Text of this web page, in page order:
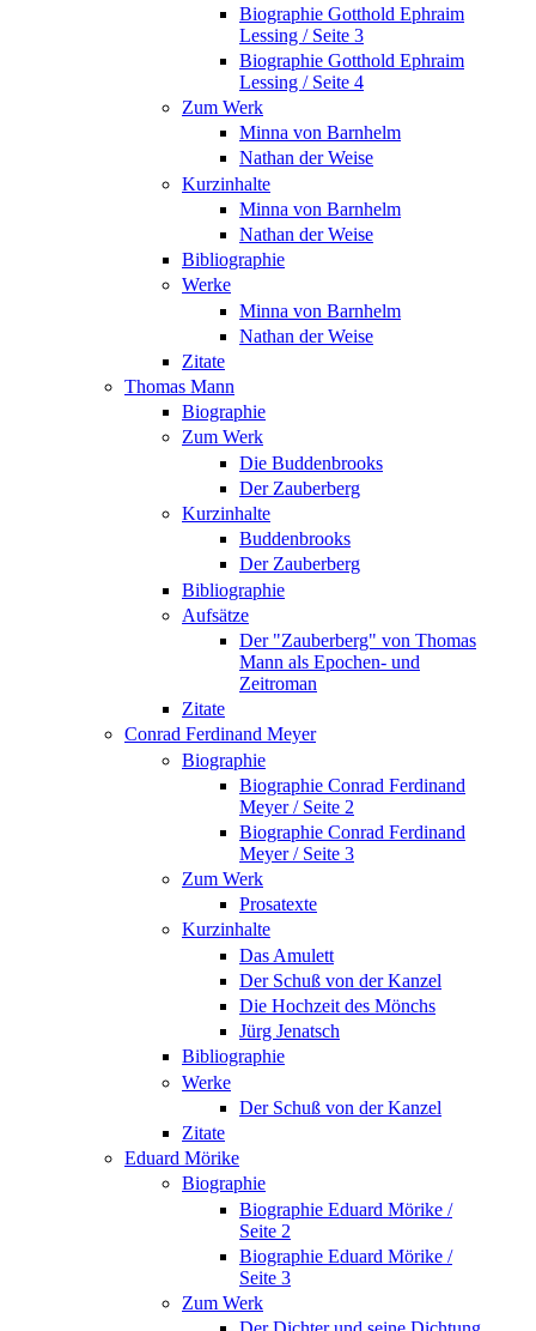
Biographie Gotthold Ephraim
Lessing / Seite 3
Biographie Gotthold Ephraim
Lessing / Seite 4
Zum Werk
Minna von Barnhelm
Nathan der Weise
Kurzinhalte
Minna von Barnhelm
Nathan der Weise
Bibliographie
Werke
Minna von Barnhelm
Nathan der Weise
Zitate
Thomas Mann
Biographie
Zum Werk
Die Buddenbrooks
Der Zauberberg
Kurzinhalte
Buddenbrooks
Der Zauberberg
Bibliographie
Aufsätze
Der "Zauberberg" von Thomas
Mann als Epochen- und
Zeitroman
Zitate
Conrad Ferdinand Meyer
Biographie
Biographie Conrad Ferdinand
Meyer / Seite 2
Biographie Conrad Ferdinand
Meyer / Seite 3
Zum Werk
Prosatexte
Kurzinhalte
Das Amulett
Der Schuß von der Kanzel
Die Hochzeit des Mönchs
Jürg Jenatsch
Bibliographie
Werke
Der Schuß von der Kanzel
Zitate
Eduard Mörike
Biographie
Biographie Eduard Mörike /
Seite 2
Biographie Eduard Mörike /
Seite 3
Zum Werk